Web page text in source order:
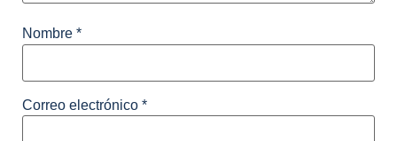
Nombre *
Correo electrónico *